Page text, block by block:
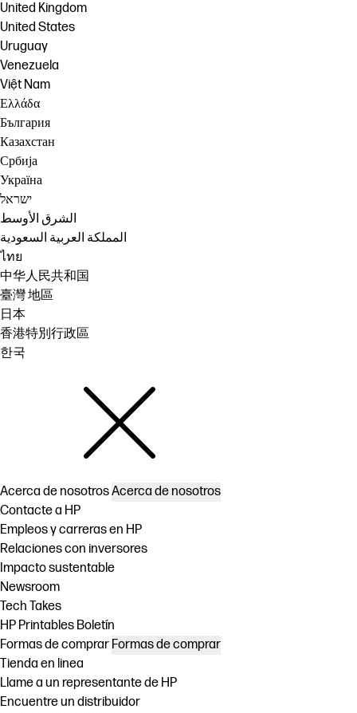
United Kingdom
United States
Uruguay
Venezuela
Việt Nam
Ελλάδα
България
Казахстан
Србија
Україна
ישראל
الشرق الأوسط
المملكة العربية السعودية
ไทย
中华人民共和国
臺灣 地區
日本
香港特別行政區
한국
Acerca de nosotrosAcerca de nosotros
Contacte a HP
Empleos y carreras en HP
Relaciones con inversores
Impacto sustentable
Newsroom
Tech Takes
HP Printables Boletín
Formas de comprar Formas de comprar
Tienda en linea
Llame a un representante de HP
Encuentre un distribuidor